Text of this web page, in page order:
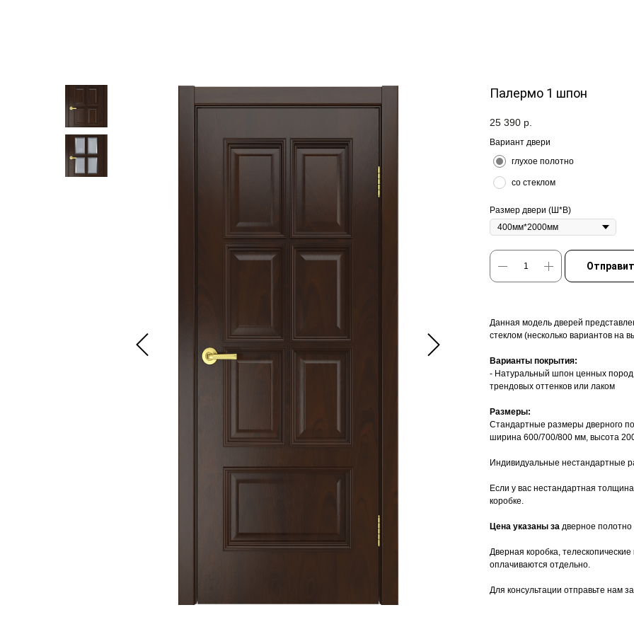
Палермо 1 шпон
25 390 р.
Вариант двери
глухое полотно
со стеклом
Размер двери (Ш*В)
Данная модель дверей
стеклом (несколько вариантов на
Варианты покрытия:
- Натуральный шпон ценных пород
трендовых оттенков или лаком
Размеры:
Стандартные размеры дверного
ширина 600/700/800 мм, высота
Индивидуальные нестандартные
Если у вас нестандартная
коробке.
Цена указаны за дверное полотно
Дверная коробка,
оплачиваются отдельно.
Для консультации отправьте нам